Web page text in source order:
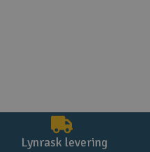
Lynrask levering